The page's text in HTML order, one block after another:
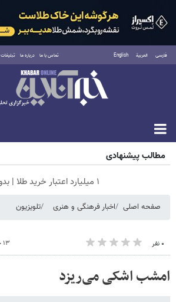
فارسی العربية English تماس با ما درباره ما تبلیغات
جمعه ۱۶ مرداد ۱۴۰۵
مطالب پیشنهادی
۱ میلیارد اعتبار خرید طلا | بدون ضامن و چک
صفحه اصلی اخبار فرهنگی و هنری تلویزیون
۰ نفر ۱۳ خرداد ۱۳۸۸ - ۱۰:۱۴
امشب اشکی می‌ریزد